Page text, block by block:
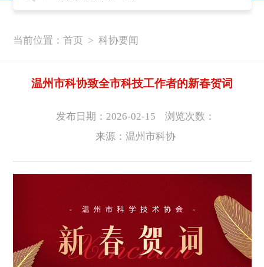
当前位置： 首页 > 科协要闻
温州市科协致全市科技工作者的新春贺词
发布日期：2026-02-15
浏览次数：
来源：温州市科协